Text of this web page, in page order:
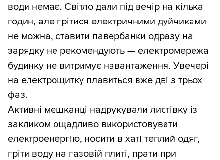
води немає. Світло дали під вечір на кілька
годин, але грітися електричними дуйчиками
не можна, ставити павербанки одразу на
зарядку не рекомендують — електромережа
будинку не витримує навантаження. Увечері
на електрощитку плавиться вже дві з трьох
фаз.
Активні мешканці надрукували листівку із
закликом ощадливо використовувати
електроенергію, носити в хаті теплий одяг,
гріти воду на газовій плиті, прати при